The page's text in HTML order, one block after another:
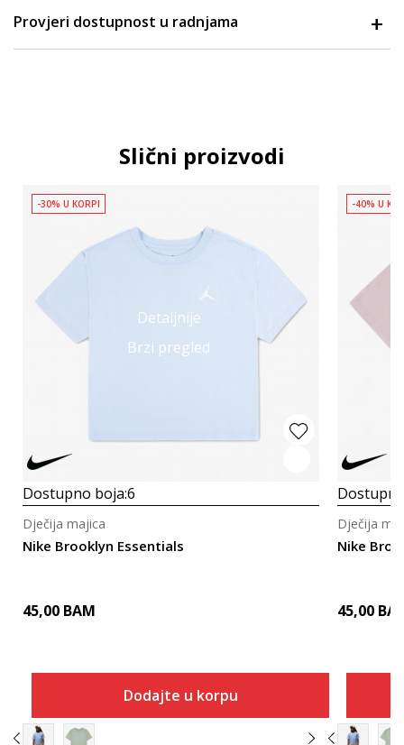
Provjeri dostupnost u radnjama
Slični proizvodi
Detaljnije
Brzi pregled
-30% U KORPI
Dostupno boja:6
Nike Brooklyn Essentials
Dječija majica
45,00 BAM
Dodajte u korpu
-40% U
Nike
Dječija
45,00